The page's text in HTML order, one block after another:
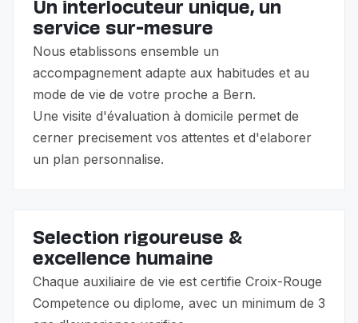
Un interlocuteur unique, un
service sur-mesure
Nous etablissons ensemble un
accompagnement adapte aux habitudes et au
mode de vie de votre proche a Bern.
Une visite d'évaluation à domicile permet de
cerner precisement vos attentes et d'elaborer
un plan personnalise.
Selection rigoureuse &
excellence humaine
Chaque auxiliaire de vie est certifie Croix-Rouge
Competence ou diplome, avec un minimum de 3